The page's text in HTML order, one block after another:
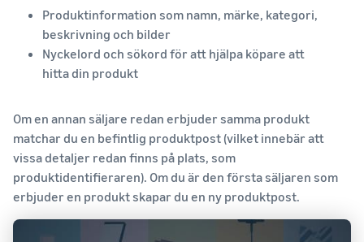
Produktinformation som namn, märke, kategori,
beskrivning och bilder
Nyckelord och sökord för att hjälpa köpare att
hitta din produkt
Om en annan säljare redan erbjuder samma produkt
matchar du en befintlig produktpost (vilket innebär att
vissa detaljer redan finns på plats, som
produktidentifieraren). Om du är den första säljaren som
erbjuder en produkt skapar du en ny produktpost.